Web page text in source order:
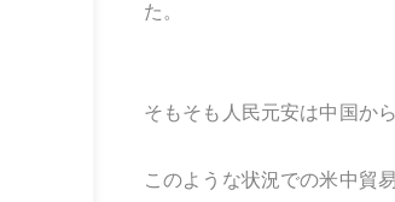
た。
そもそも人民元安は中国か
このような状況での米中貿